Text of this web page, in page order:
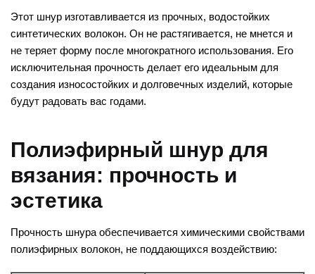
Этот шнур изготавливается из прочных, водостойких
синтетических волокон. Он не растягивается, не мнется и
не теряет форму после многократного использования. Его
исключительная прочность делает его идеальным для
создания износостойких и долговечных изделий, которые
будут радовать вас годами.
Полиэфирный шнур для
вязания: прочность и
эстетика
Прочность шнура обеспечивается химическими свойствами
полиэфирных волокон, не поддающихся воздействию: